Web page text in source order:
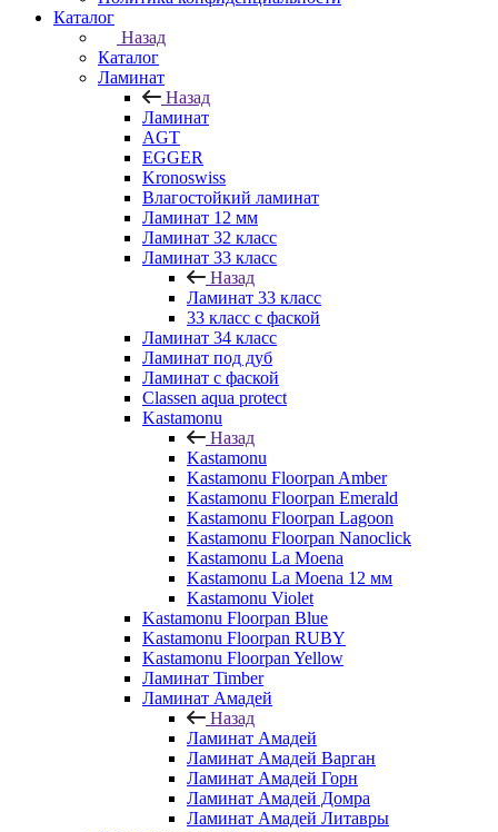
Каталог
Назад
Каталог
Ламинат
Назад
Ламинат
AGT
EGGER
Kronoswiss
Влагостойкий ламинат
Ламинат 12 мм
Ламинат 32 класс
Ламинат 33 класс
Назад
Ламинат 33 класс
33 класс с фаской
Ламинат 34 класс
Ламинат под дуб
Ламинат с фаской
Classen aqua protect
Kastamonu
Назад
Kastamonu
Kastamonu Floorpan Amber
Kastamonu Floorpan Emerald
Kastamonu Floorpan Lagoon
Kastamonu Floorpan Nanoclick
Kastamonu La Moena
Kastamonu La Moena 12 мм
Kastamonu Violet
Kastamonu Floorpan Blue
Kastamonu Floorpan RUBY
Kastamonu Floorpan Yellow
Ламинат Timber
Ламинат Амадей
Назад
Ламинат Амадей
Ламинат Амадей Варган
Ламинат Амадей Горн
Ламинат Амадей Домра
Ламинат Амадей Литавры